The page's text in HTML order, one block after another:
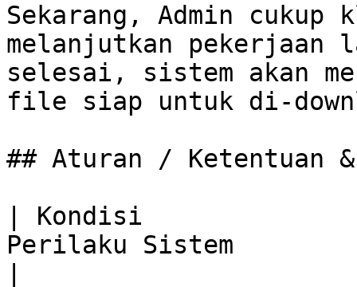
Sekarang, Admin
melanjutkan pekerjaan
selesai, sistem akan
file siap untuk di-
## Aturan / Ketentuan
| Kondisi
Perilaku Sistem